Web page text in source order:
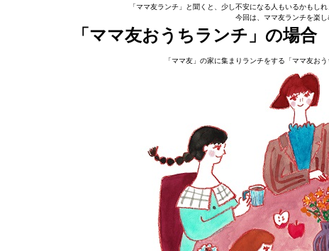
「ママ友ランチ」と聞くと、少し不安になる人もいるかもし
今回は、ママ友ランチを楽
「ママ友おうちランチ」の場合
「ママ友」の家に集まりランチをする「ママ友お